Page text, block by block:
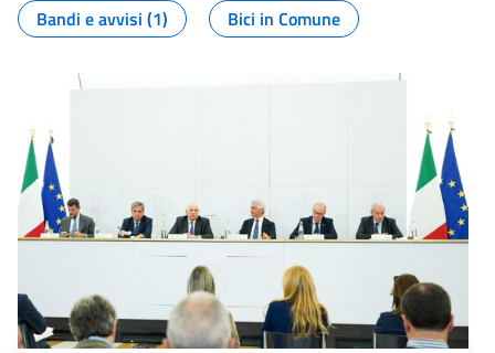
Bandi e avvisi (1)
Bici in Comune